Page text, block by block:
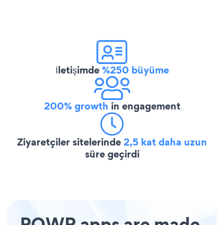
İletişimde%250 büyüme
200% growth in engagement
Ziyaretçiler sitelerinde2,5 kat daha uzun
süre geçirdi